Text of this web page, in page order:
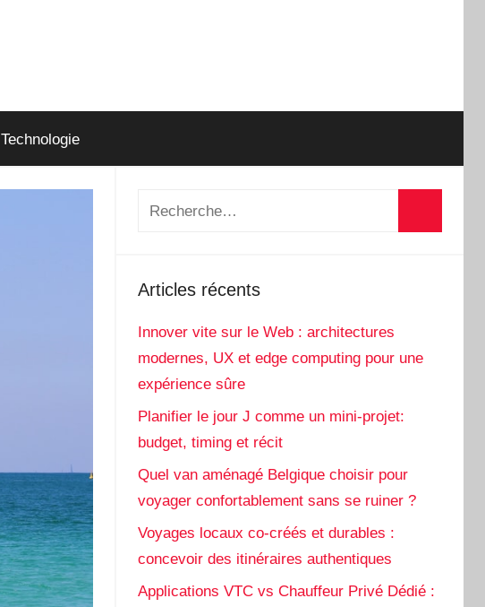
Technologie
Recherche
Articles récents
Innover vite sur le Web : architectures
modernes, UX et edge computing pour une
expérience sûre
Planifier le jour J comme un mini-projet:
budget, timing et récit
Quel van aménagé Belgique choisir pour
voyager confortablement sans se ruiner ?
Voyages locaux co-créés et durables :
concevoir des itinéraires authentiques
Applications VTC vs Chauffeur Privé Dédié :